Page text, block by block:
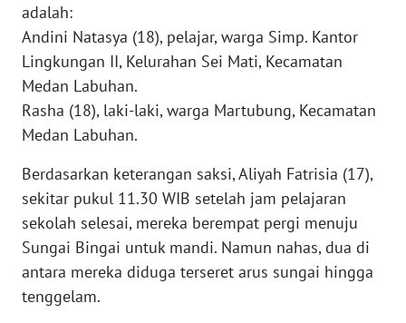
adalah:
Andini Natasya (18), pelajar, warga Simp. Kantor
Lingkungan II, Kelurahan Sei Mati, Kecamatan
Medan Labuhan.
Rasha (18), laki-laki, warga Martubung, Kecamatan
Medan Labuhan.
Berdasarkan keterangan saksi, Aliyah Fatrisia (17),
sekitar pukul 11.30 WIB setelah jam pelajaran
sekolah selesai, mereka berempat pergi menuju
Sungai Bingai untuk mandi. Namun nahas, dua di
antara mereka diduga terseret arus sungai hingga
tenggelam.
WN
JAMBI
WN
SULTRA
NTB
WN
SULTENG
SULBAR